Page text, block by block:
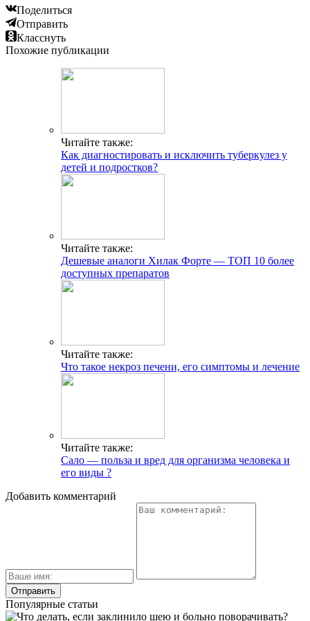
Поделиться
Отправить
Класснуть
Похожие публикации
Читайте также:
Как диагностировать и исключить туберкулез у
детей и подростков?
Читайте также:
Дешевые аналоги Хилак Форте — ТОП 10 более
доступных препаратов
Читайте также:
Что такое некроз печени, его симптомы и лечение
Читайте также:
Сало — польза и вред для организма человека и
его виды ?
Добавить комментарий
Популярные статьи